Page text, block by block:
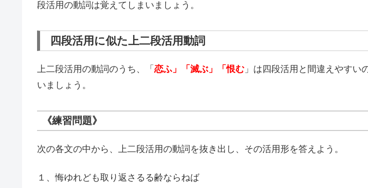
段活用の動詞は覚えてしまいましょう。
四段活用に似た上二段活用動詞
上二段活用の動詞のうち、「 恋ふ」「滅ぶ」「恨む 」は四段活用と間違えやすい
いましょう。
《練習問題》
次の各文の中から、上二段活用の動詞を抜き出し、その活用形を答えよう。
１、悔ゆれども取り返さるる齢ならねば